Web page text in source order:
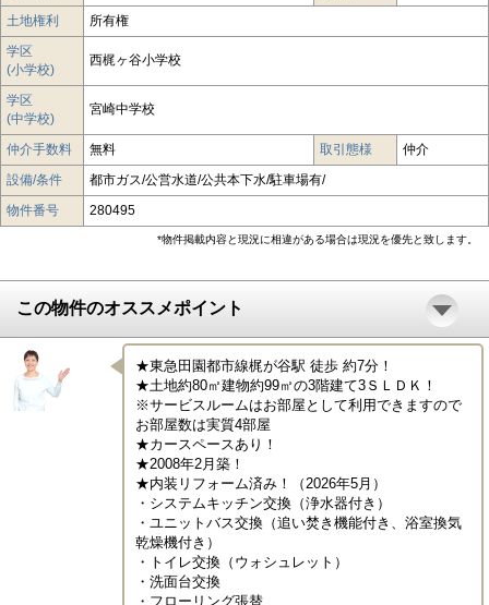
土地権利
所有権
学区
(小学校)
西梶ヶ谷小学校
学区
(中学校)
宮崎中学校
仲介手数料 無料 取引態様
仲介
設備/条件
都市ガス/公営水道/公共本下水/駐車場有/
物件番号
280495
*物件掲載内容と現況に相違がある場合は現況を優先と致します。
この物件のオススメポイント
★東急田園都市線梶が谷駅 徒歩 約7分！
★土地約80㎡建物約99㎡の3階建て3ＳＬＤＫ！
※サービスルームはお部屋として利用できますので
お部屋数は実質4部屋
★カースペースあり！
★2008年2月築！
★内装リフォーム済み！（2026年5月）
・システムキッチン交換（浄水器付き）
・ユニットバス交換（追い焚き機能付き、浴室換気
乾燥機付き）
・トイレ交換（ウォシュレット）
・洗面台交換
・フローリング張替